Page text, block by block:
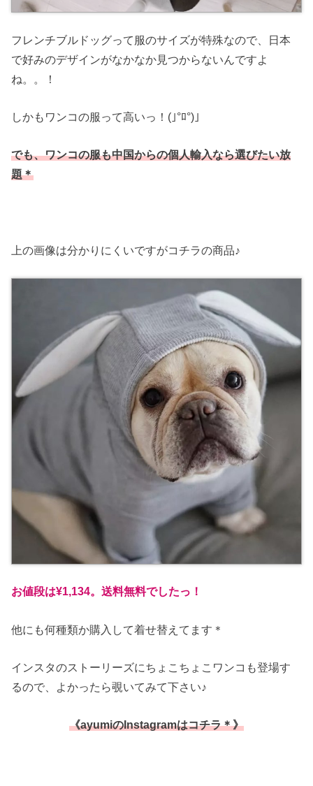
フレンチブルドッグって服のサイズが特殊なので、日本
で好みのデザインがなかなか見つからないんですよ
ね。。！
しかもワンコの服って高いっ！(｣°ﾛ°)｣
でも、ワンコの服も中国からの個人輸入なら選びたい放
題＊
上の画像は分かりにくいですがコチラの商品♪
お値段は¥1,134。送料無料でしたっ！
他にも何種類か購入して着せ替えてます＊
インスタのストーリーズにちょこちょこワンコも登場す
るので、よかったら覗いてみて下さい♪
《ayumiのInstagramはコチラ＊》